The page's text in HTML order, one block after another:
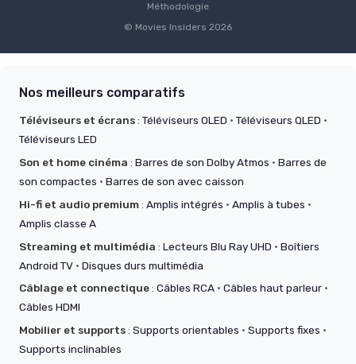
Méthodologie
© Movies Insiders 2026
Nos meilleurs comparatifs
Téléviseurs et écrans:Téléviseurs OLED ·Téléviseurs QLED ·
Téléviseurs LED
Son et home cinéma : Barres de son Dolby Atmos · Barres de
son compactes · Barres de son avec caisson
Hi-fi et audio premium: Amplis intégrés · Amplis à tubes ·
Amplis classe A
Streaming et multimédia : Lecteurs Blu Ray UHD · Boîtiers
Android TV · Disques durs multimédia
Câblage et connectique: Câbles RCA · Câbles haut parleur ·
Câbles HDMI
Mobilier et supports: Supports orientables · Supports fixes ·
Supports inclinables